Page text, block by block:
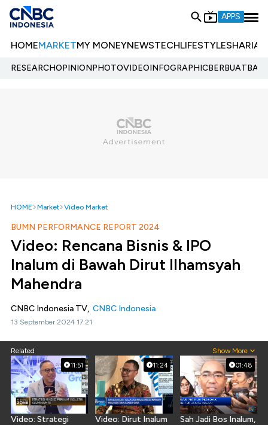
APPS
HOMEMARKETMY MONEYNEWSTECHLIFESTYLESHARIA
RESEARCHOPINIONPHOTOVIDEOINFOGRAPHIC
HOME Market Video Market
BUMN PERFORMANCE REPORT 2024
Video: Rencana Bisnis & IPO
Inalum di Bawah Dirut Ilhamsyah
Mahendra
CNBC Indonesia TV, CNBC Indonesia
13 September 2024 17:21
Related Show More
11:51
Video: Strategi
11:24
Video: Dirut Inalum
01:48
Sah Jadi Bos Inalum,